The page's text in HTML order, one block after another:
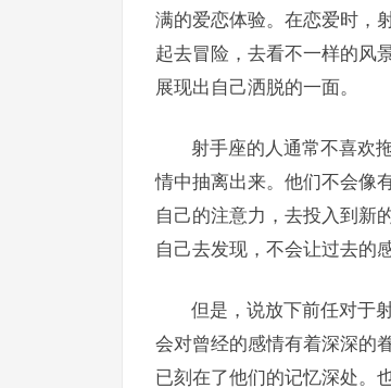
满的爱恋体验。在恋爱时，
起去冒险，去看不一样的风
展现出自己洒脱的一面。
射手座的人通常不喜欢
情中抽离出来。他们不会像
自己的注意力，去投入到新
自己去发现，不会让过去的
但是，说放下前任对于
会对曾经的感情有着深深的
已刻在了他们的记忆深处。